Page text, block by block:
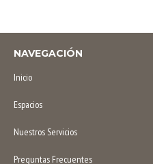
NAVEGACIÓN
Inicio
Espacios
Nuestros Servicios
Preguntas Frecuentes